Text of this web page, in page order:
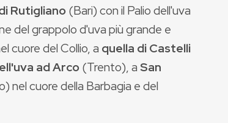
Rutigliano(Bari) con il Palio dell'uva
del grappolo d'uva più grande e
cuore del Collio, a quella di Castelli
ad Arco(Trento), aSan
nel cuore della Barbagia e del